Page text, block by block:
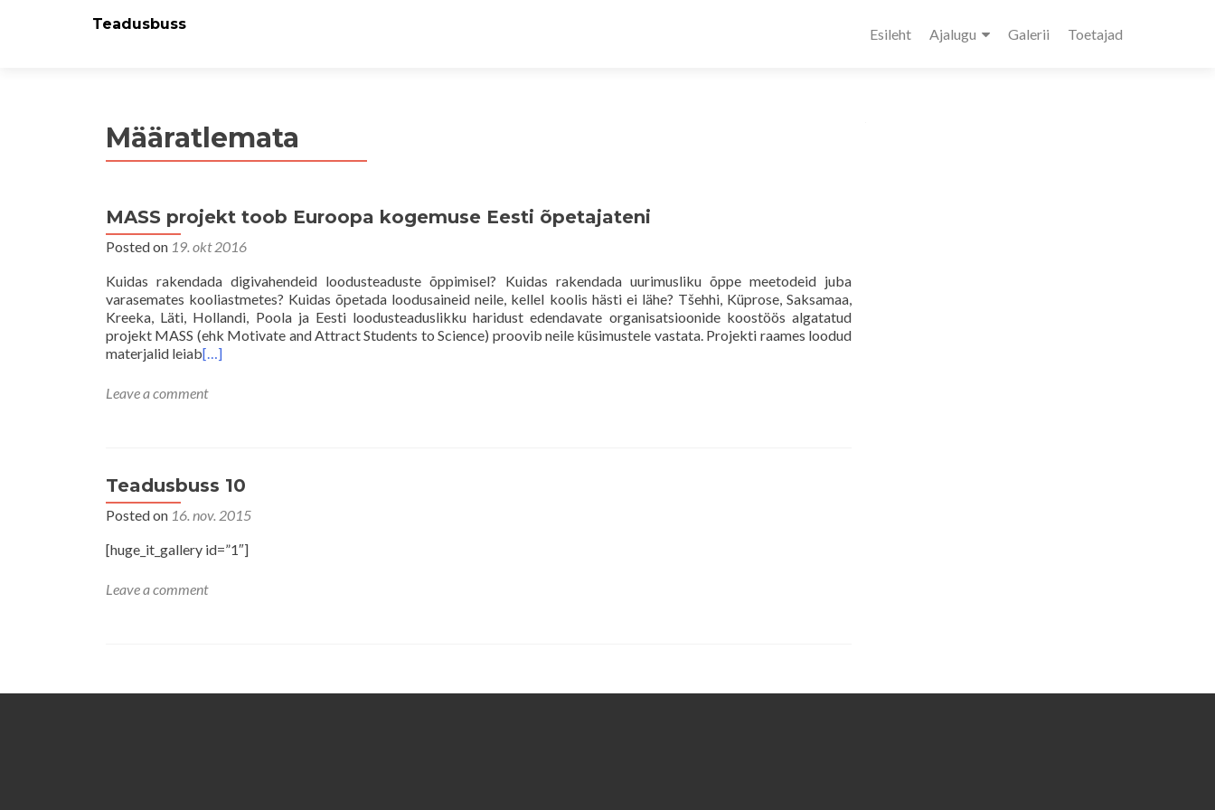
Teadusbuss
Esileht Ajalugu Galerii Toetajad
Määratlemata
MASS projekt toob Euroopa kogemuse Eesti õpetajateni
Posted on 19. okt 2016
Kuidas rakendada digivahendeid loodusteaduste õppimisel? Kuidas rakendada uurimusliku õppe meetodeid juba
varasemates kooliastmetes? Kuidas õpetada loodusaineid neile, kellel koolis hästi ei lähe? Tšehhi, Küprose, Saksamaa,
Kreeka, Läti, Hollandi, Poola ja Eesti loodusteaduslikku haridust edendavate organisatsioonide koostöös algatatud
projekt MASS (ehk Motivate and Attract Students to Science) proovib neile küsimustele vastata. Projekti raames loodud
materjalid leiab[…]
Leave a comment
Teadusbuss 10
Posted on 16. nov. 2015
[huge_it_gallery id=”1″]
Leave a comment
Posts